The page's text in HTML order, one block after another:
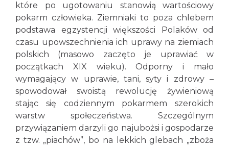
które po ugotowaniu stanowią wartościowy
pokarm człowieka. Ziemniaki to poza chlebem
podstawa egzystencji większości Polaków od
czasu upowszechnienia ich uprawy na ziemiach
polskich (masowo zaczęto je uprawiać w
początkach XIX wieku). Odporny i mało
wymagający w uprawie, tani, syty i zdrowy –
spowodował swoistą rewolucję żywieniową
stając się codziennym pokarmem szerokich
warstw społeczeństwa. Szczególnym
przywiązaniem darzyli go najubożsi i gospodarze
z tzw. „piachów”, bo na lekkich glebach „zboża